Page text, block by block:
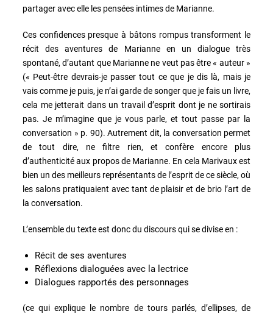
partager avec elle les pensées intimes de Marianne.
Ces confidences presque à bâtons rompus transforment le
récit des aventures de Marianne en un dialogue très
spontané, d’autant que Marianne ne veut pas être « auteur »
(« Peut-être devrais-je passer tout ce que je dis là, mais je
vais comme je puis, je n’ai garde de songer que je fais un livre,
cela me jetterait dans un travail d’esprit dont je ne sortirais
pas. Je m’imagine que je vous parle, et tout passe par la
conversation » p. 90). Autrement dit, la conversation permet
de tout dire, ne filtre rien, et confère encore plus
d’authenticité aux propos de Marianne. En cela Marivaux est
bien un des meilleurs représentants de l’esprit de ce siècle, où
les salons pratiquaient avec tant de plaisir et de brio l’art de
la conversation.
L’ensemble du texte est donc du discours qui se divise en :
Récit de ses aventures
Réflexions dialoguées avec la lectrice
Dialogues rapportés des personnages
(ce qui explique le nombre de tours parlés, d’ellipses, de